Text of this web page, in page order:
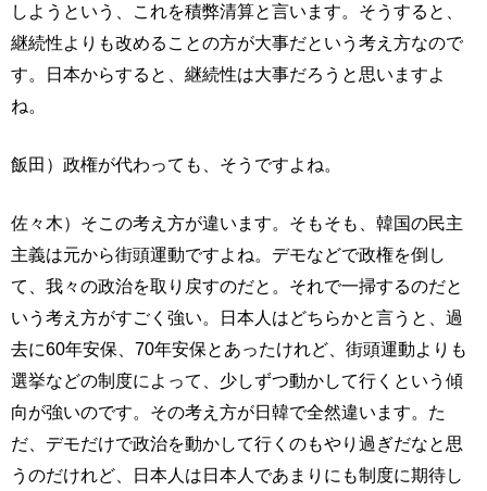
しようという、これを積弊清算と言います。そうすると、
継続性よりも改めることの方が大事だという考え方なので
す。日本からすると、継続性は大事だろうと思いますよ
ね。
飯田）政権が代わっても、そうですよね。
佐々木）そこの考え方が違います。そもそも、韓国の民主
主義は元から街頭運動ですよね。デモなどで政権を倒し
て、我々の政治を取り戻すのだと。それで一掃するのだと
いう考え方がすごく強い。日本人はどちらかと言うと、過
去に60年安保、70年安保とあったけれど、街頭運動よりも
選挙などの制度によって、少しずつ動かして行くという傾
向が強いのです。その考え方が日韓で全然違います。た
だ、デモだけで政治を動かして行くのもやり過ぎだなと思
うのだけれど、日本人は日本人であまりにも制度に期待し